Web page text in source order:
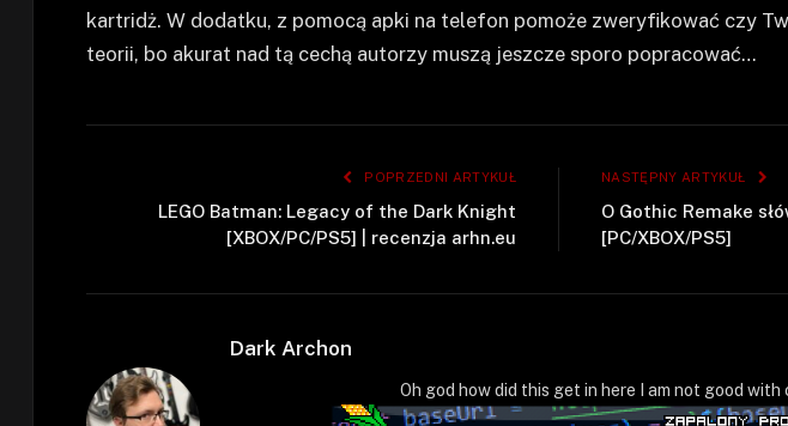
kartridż. W dodatku, z pomocą apki na telefon pomoże zweryfikować czy
teorii, bo akurat nad tą cechą autorzy muszą jeszcze sporo popracować…
POPRZEDNI ARTYKUŁ
LEGO Batman: Legacy of the Dark Knight
[XBOX/PC/PS5] | recenzja arhn.eu
NASTĘPNY ARTYKUŁ
O Gothic Remake
[PC/XBOX/PS5]
Dark Archon
Oh god how did this get in here I am not good with